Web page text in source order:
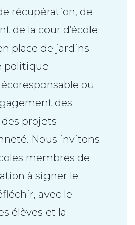
récupération, de
de la cour d’école
place de jardins
politique
ou
des
projets
Nous invitons
membres de
à signer le
avec le
élèves et la